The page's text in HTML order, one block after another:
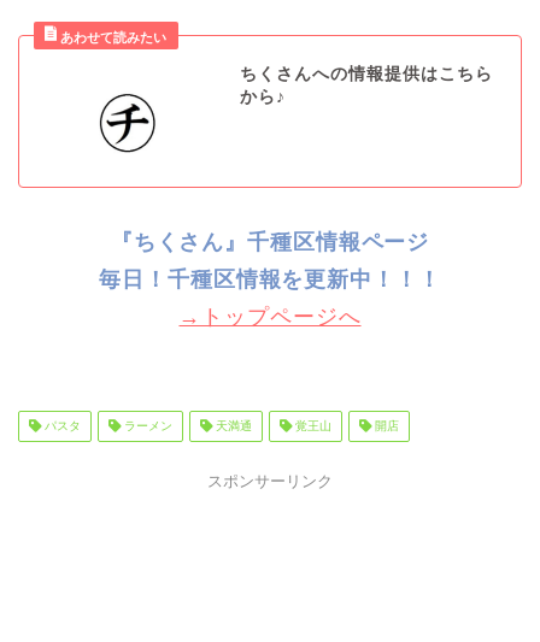
ちくさんへの情報提供はこちら
から♪
『ちくさん』千種区情報ページ
毎日！千種 区情報を更新中！！！
→トップページへ
パスタ ラーメン 天満通 覚王山 開店
スポンサーリンク